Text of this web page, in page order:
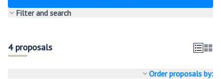
Filter and search
4 proposals
Order proposals by: